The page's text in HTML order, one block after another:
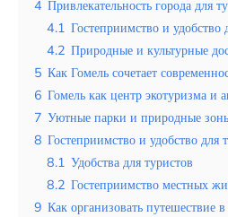
Турция
Шри-Ланка
Вид отдыха
Горы
Море
4 Привлекательность города для
4.1 Гостеприимство и удобство
4.2 Природные и культурные
5 Как Гомель сочетает
6 Гомель как центр экотуризма и
7 Уютные парки и природные
8 Гостеприимство и удобство для
8.1 Удобства для туристов
8.2 Гостеприимство местных
9 Как организовать путешествие